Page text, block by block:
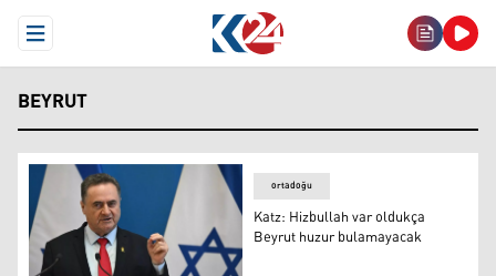
Open Menu
BEYRUT
ortadoğu
Katz: Hizbullah var oldukça
Beyrut huzur bulamayacak